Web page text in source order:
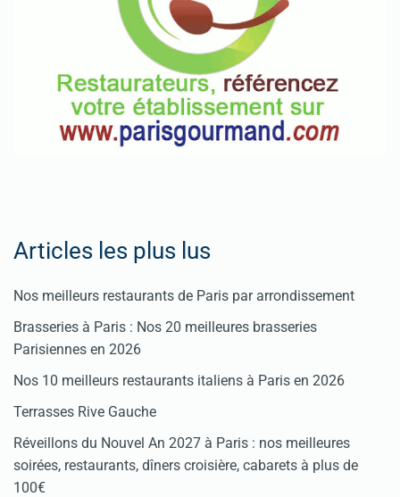
Pour
enregistrer
votre
restaurant
Articles les plus lus
Nos meilleurs restaurants de Paris par arrondissement
Brasseries à Paris : Nos 20 meilleures brasseries
Parisiennes en 2026
Nos 10 meilleurs restaurants italiens à Paris en 2026
Terrasses Rive Gauche
Réveillons du Nouvel An 2027 à Paris : nos meilleures
soirées, restaurants, dîners croisière, cabarets à plus de
100€